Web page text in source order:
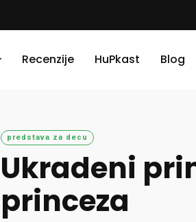
Recenzije HuPkast Blog
predstava za decu
Ukradeni
princeza